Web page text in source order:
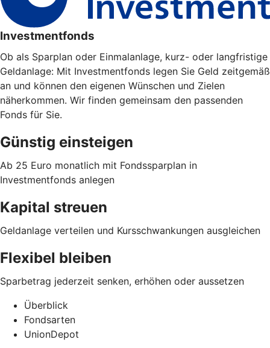
Investmentfonds
Ob als Sparplan oder Einmalanlage, kurz- oder langfristige
Geldanlage: Mit Investmentfonds legen Sie Geld zeitgemäß
an und können den eigenen Wünschen und Zielen
näherkommen. Wir finden gemeinsam den passenden
Fonds für Sie.
Günstig einsteigen
Ab 25 Euro monatlich mit Fondssparplan in
Investmentfonds anlegen
Kapital streuen
Geldanlage verteilen und Kursschwankungen ausgleichen
Flexibel bleiben
Sparbetrag jederzeit senken, erhöhen oder aussetzen
Überblick
Fondsarten
UnionDepot